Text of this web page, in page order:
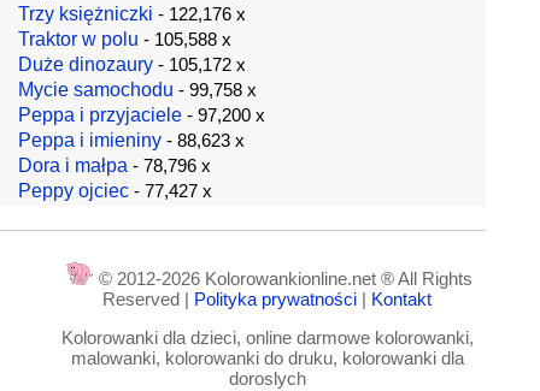
Trzy księżniczki - 122,176 x
Traktor w polu - 105,588 x
Duże dinozaury - 105,172 x
Mycie samochodu - 99,758 x
Peppa i przyjaciele - 97,200 x
Peppa i imieniny - 88,623 x
Dora i małpa - 78,796 x
Peppy ojciec - 77,427 x
© 2012-2026 Kolorowankionline.net ® All Rights
Reserved | Polityka prywatności | Kontakt
Kolorowanki dla dzieci, online darmowe kolorowanki,
malowanki, kolorowanki do druku, kolorowanki dla
doroslych